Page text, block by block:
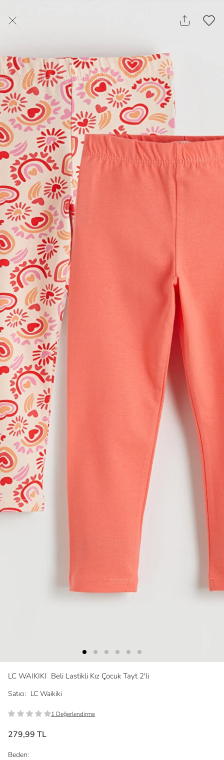
LC WAIKIKI Beli Lastikli Kız Çocuk Tayt 2'li
Satıcı: LC Waikiki
1 Değerlendirme
279,99 TL
Beden: